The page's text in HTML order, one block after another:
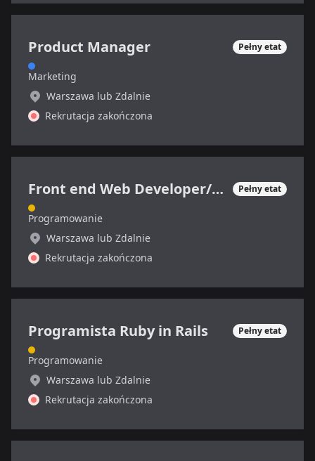
Product Manager Pełny etat
Marketing
Warszawa lub Zdalnie
Rekrutacja zakończona
Front end Web Developer/Grafik Pełny etat
Programowanie
Warszawa lub Zdalnie
Rekrutacja zakończona
Programista Ruby in Rails Pełny etat
Programowanie
Warszawa lub Zdalnie
Rekrutacja zakończona